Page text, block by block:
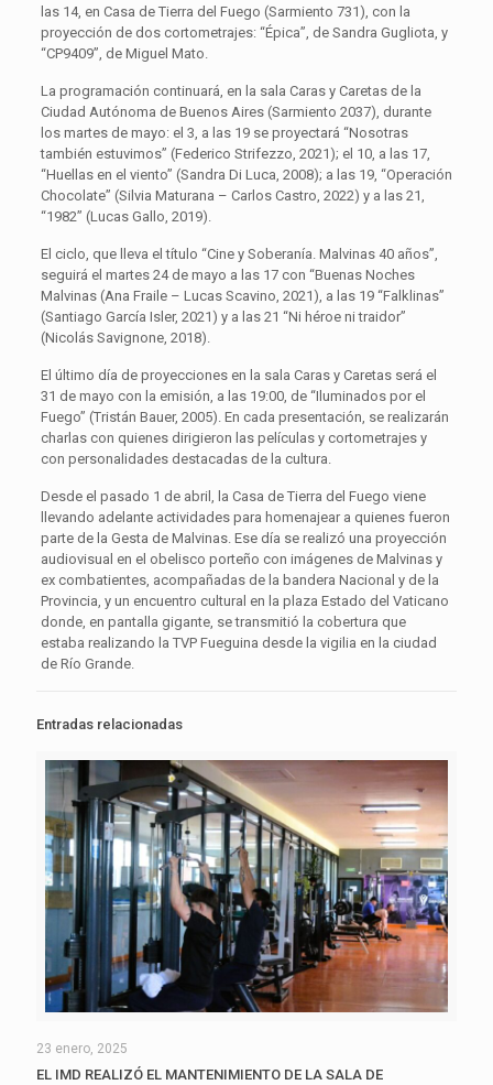
las 14, en Casa de Tierra del Fuego (Sarmiento 731), con la
proyección de dos cortometrajes: “Épica”, de Sandra Gugliota, y
“CP9409”, de Miguel Mato.
La programación continuará, en la sala Caras y Caretas de la
Ciudad Autónoma de Buenos Aires (Sarmiento 2037), durante
los martes de mayo: el 3, a las 19 se proyectará “Nosotras
también estuvimos” (Federico Strifezzo, 2021); el 10, a las 17,
“Huellas en el viento” (Sandra Di Luca, 2008); a las 19, “Operación
Chocolate” (Silvia Maturana – Carlos Castro, 2022) y a las 21,
“1982” (Lucas Gallo, 2019).
El ciclo, que lleva el título “Cine y Soberanía. Malvinas 40 años”,
seguirá el martes 24 de mayo a las 17 con “Buenas Noches
Malvinas (Ana Fraile – Lucas Scavino, 2021), a las 19 “Falklinas”
(Santiago García Isler, 2021) y a las 21 “Ni héroe ni traidor”
(Nicolás Savignone, 2018).
El último día de proyecciones en la sala Caras y Caretas será el
31 de mayo con la emisión, a las 19:00, de “Iluminados por el
Fuego” (Tristán Bauer, 2005). En cada presentación, se realizarán
charlas con quienes dirigieron las películas y cortometrajes y
con personalidades destacadas de la cultura.
Desde el pasado 1 de abril, la Casa de Tierra del Fuego viene
llevando adelante actividades para homenajear a quienes fueron
parte de la Gesta de Malvinas. Ese día se realizó una proyección
audiovisual en el obelisco porteño con imágenes de Malvinas y
ex combatientes, acompañadas de la bandera Nacional y de la
Provincia, y un encuentro cultural en la plaza Estado del Vaticano
donde, en pantalla gigante, se transmitió la cobertura que
estaba realizando la TVP Fueguina desde la vigilia en la ciudad
de Río Grande.
Entradas relacionadas
23 enero, 2025
EL IMD REALIZÓ EL MANTENIMIENTO DE LA SALA DE